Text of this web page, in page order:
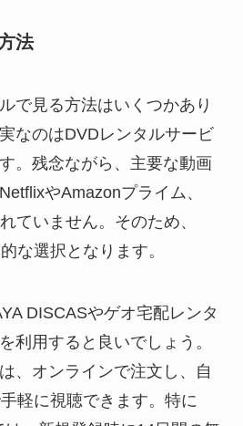
法
で見る方法はいくつかあり
なのはDVDレンタルサービ
。残念ながら、主要な動画
やAmazonプライム、
ていません。そのため、
な選択となります。
DISCASやゲオ宅配レンタ
利用すると良いでしょう。
、オンラインで注文し、自
軽に視聴できます。特に